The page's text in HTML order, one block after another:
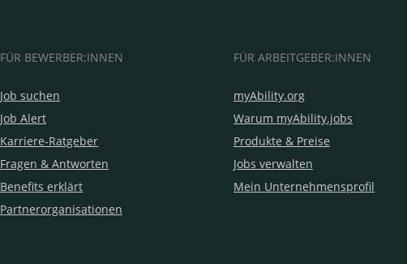
FÜR BEWERBER:INNEN
Job suchen
Job Alert
Karriere-Ratgeber
Fragen & Antworten
Benefits erklärt
Partnerorganisationen
FÜR ARBEITGEBER:INNEN
myAbility.org
Warum myAbility.jobs
Produkte & Preise
Jobs verwalten
Mein Unternehmensprofil